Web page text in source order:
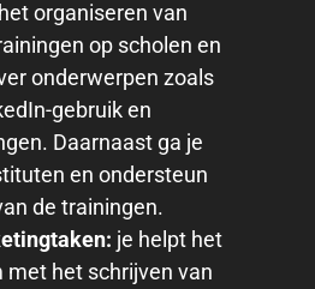
organiseren van
op scholen en
onderwerpen zoals
gebruik en
Daarnaast ga je
en ondersteun
de trainingen.
je helpt het
het schrijven van